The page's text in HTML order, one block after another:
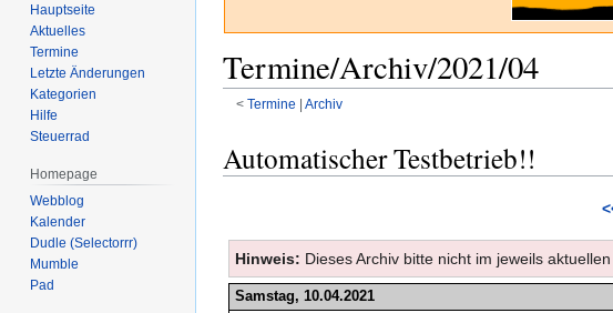
Termine/Archiv/2021/04
< Termine ‎ | Archiv
Navigation
Suche
Automatischer Testbetrieb!!
Hinweis: Dieses Archiv bitte nicht im jeweils
Samstag, 10.04.2021
Hauptseite
Aktuelles
Termine
Letzte Änderungen
Kategorien
Hilfe
Steuerrad
Homepage
Webblog
Kalender
Dudle (Selectorrr)
Mumble
Pad